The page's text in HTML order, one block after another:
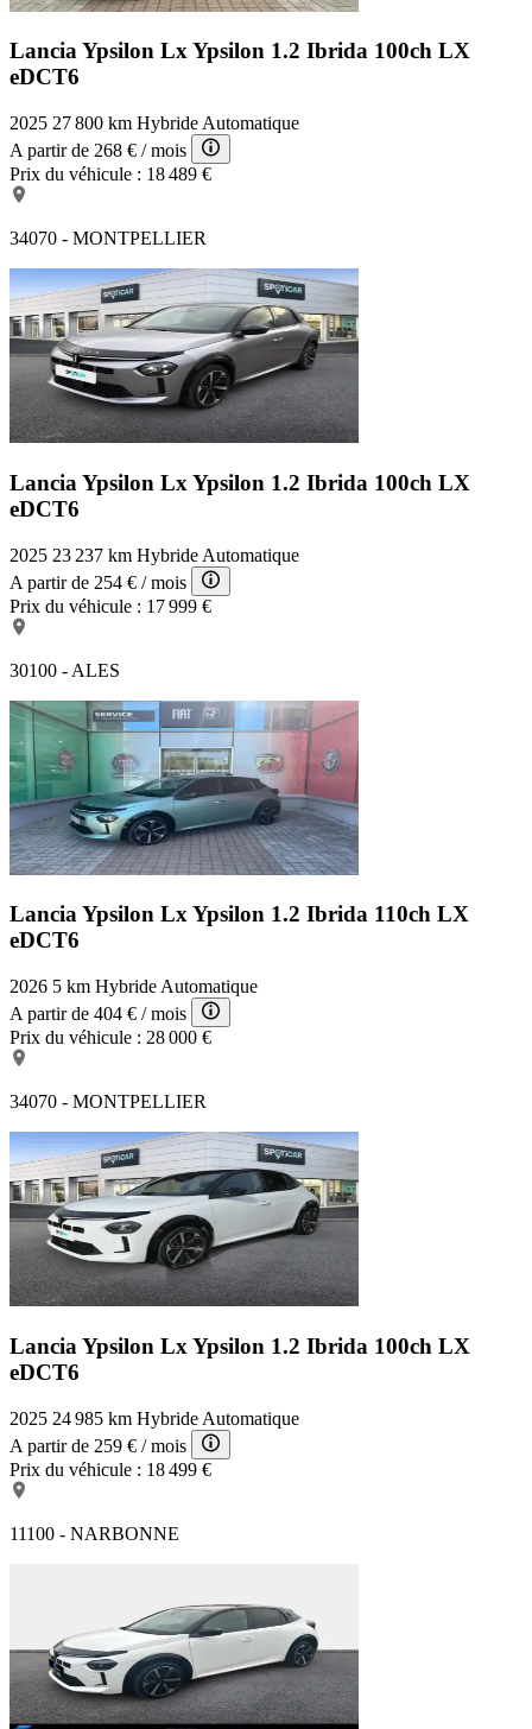
Lancia Ypsilon LxYpsilon 1.2 Ibrida 100ch LX
eDCT6
2025 27 800 km Hybride Automatique
A partir de 268 € / mois
Prix du véhicule : 18 489 €
34070 - MONTPELLIER
Lancia Ypsilon Lx Ypsilon 1.2 Ibrida 100ch LX
eDCT6
2025 23 237 km Hybride Automatique
A partir de 254 € / mois
Prix du véhicule : 17 999 €
30100 - ALES
Lancia Ypsilon LxYpsilon 1.2 Ibrida 110ch LX
eDCT6
2026 5 km Hybride Automatique
A partir de 404 € / mois
Prix du véhicule : 28 000 €
34070 - MONTPELLIER
Lancia Ypsilon Lx Ypsilon 1.2 Ibrida 100ch LX
eDCT6
2025 24 985 km Hybride Automatique
A partir de 259 € / mois
Prix du véhicule : 18 499 €
11100 - NARBONNE